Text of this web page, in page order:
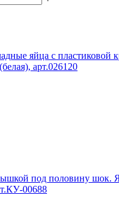
яйца с пластиковой
арт.026120
под половину шок.
00688